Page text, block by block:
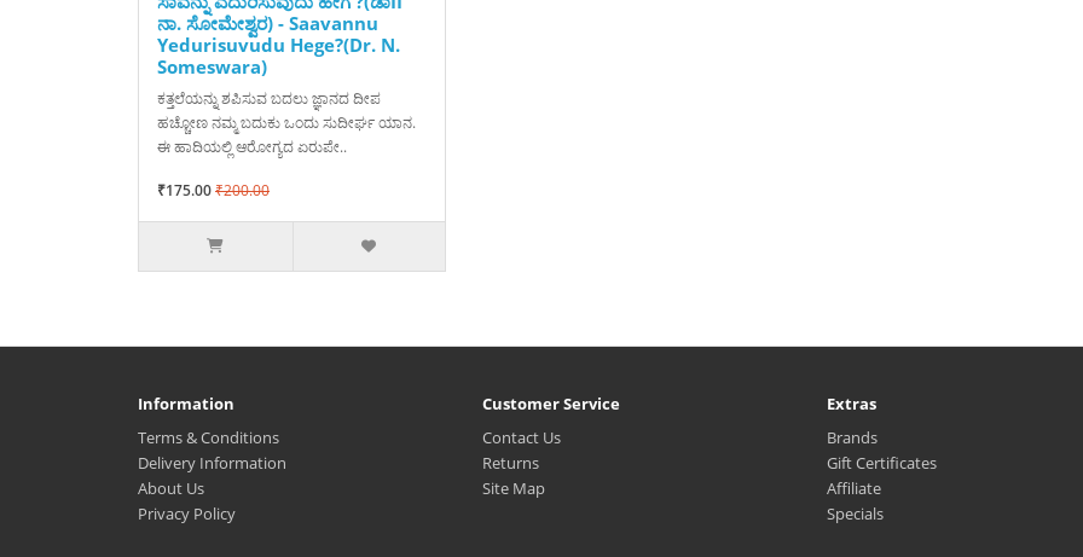
ನಾ. ಸೋಮೇಶ್ವರ) - Saavannu
Yedurisuvudu Hege?(Dr. N.
Someswara)
ಕತ್ತಲೆಯನ್ನು ಶಪಿಸುವ ಬದಲು ಜ್ಞಾನದ ದೀಪ
ಹಚ್ಚೋಣ ನಮ್ಮ ಬದುಕು ಒಂದು ಸುದೀರ್ಘ ಯಾನ.
ಈ ಹಾದಿಯಲ್ಲಿ ಆರೋಗ್ಯದ ಏರುಪೇ..
₹175.00₹200.00
Information
Terms & Conditions
Delivery Information
About Us
Privacy Policy
Customer Service
Contact Us
Returns
Site Map
Extras
Brands
Gift Certificates
Affiliate
Specials